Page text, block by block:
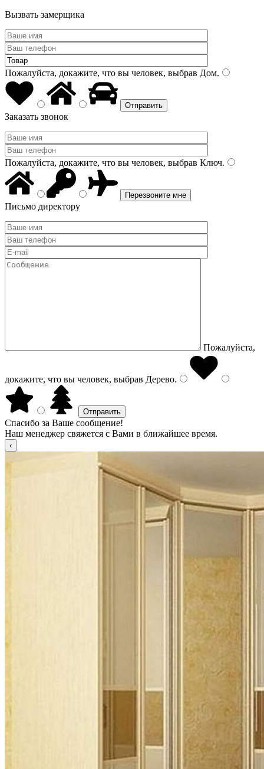
Вызвать замерщика
Пожалуйста, докажите, что вы человек, выбрав Дом.
Заказать звонок
Пожалуйста, докажите, что вы человек, выбрав Ключ.
Письмо директору
Пожалуйста,
докажите, что вы человек, выбрав Дерево.
Спасибо за Ваше сообщение!
Наш менеджер свяжется с Вами в ближайшее время.